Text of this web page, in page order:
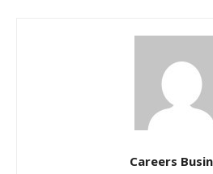
Careers